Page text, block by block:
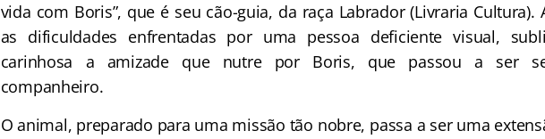
vida com Boris”, que é seu cão-guia, da raça Labrador (Livraria Cultura).
as dificuldades enfrentadas por uma pessoa deficiente visual,
carinhosa a amizade que nutre por Boris, que passou a ser
companheiro.
O animal, preparado para uma missão tão nobre, passa a ser uma